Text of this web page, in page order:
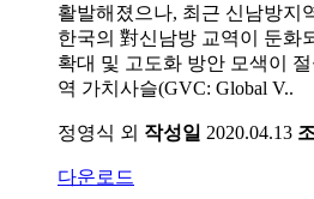
활발해졌으나, 최근 신남방지
한국의 對신남방 교역이 둔화
확대 및 고도화 방안 모색이
역 가치사슬(GVC: Global V..
정영식 외 작성일 2020.04.13
다운로드